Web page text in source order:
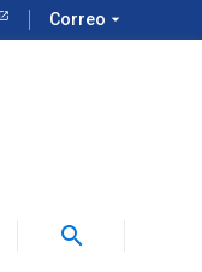
Correo arrow_drop_down
search